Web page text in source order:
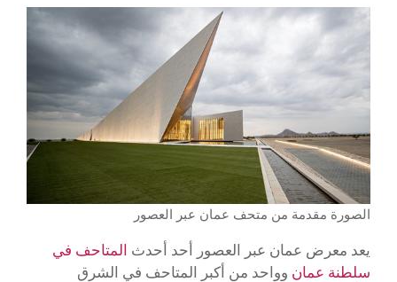
الصورة مقدمة من متحف عمان عبر العصور
يعد معرض عمان عبر العصور أحد أحدث المتاحف في
سلطنة عمان وواحد من أكبر المتاحف في الشرق